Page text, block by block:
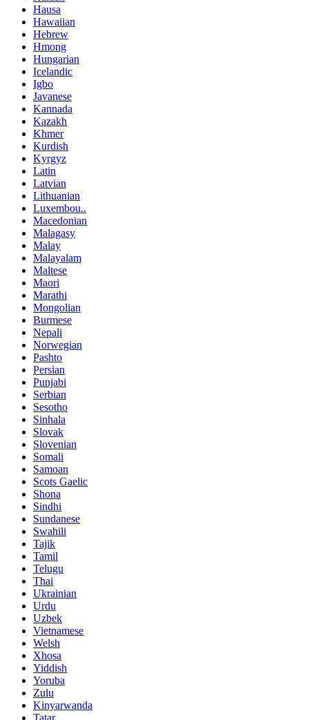
Hausa
Hawaiian
Hebrew
Hmong
Hungarian
Icelandic
Igbo
Javanese
Kannada
Kazakh
Khmer
Kurdish
Kyrgyz
Latin
Latvian
Lithuanian
Luxembou..
Macedonian
Malagasy
Malay
Malayalam
Maltese
Maori
Marathi
Mongolian
Burmese
Nepali
Norwegian
Pashto
Persian
Punjabi
Serbian
Sesotho
Sinhala
Slovak
Slovenian
Somali
Samoan
Scots Gaelic
Shona
Sindhi
Sundanese
Swahili
Tajik
Tamil
Telugu
Thai
Ukrainian
Urdu
Uzbek
Vietnamese
Welsh
Xhosa
Yiddish
Yoruba
Zulu
Kinyarwanda